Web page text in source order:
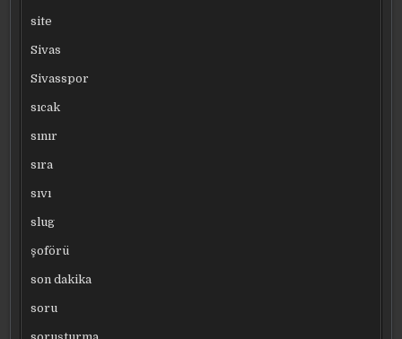
site
Sivas
Sivasspor
sıcak
sınır
sıra
sıvı
slug
şoförü
son dakika
soru